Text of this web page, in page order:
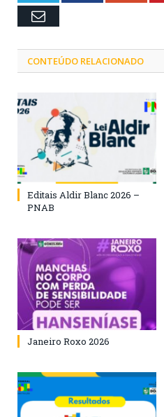
Email
CONTEÚDO RELACIONADO
Editais Aldir Blanc 2026 –
PNAB
Janeiro Roxo 2026